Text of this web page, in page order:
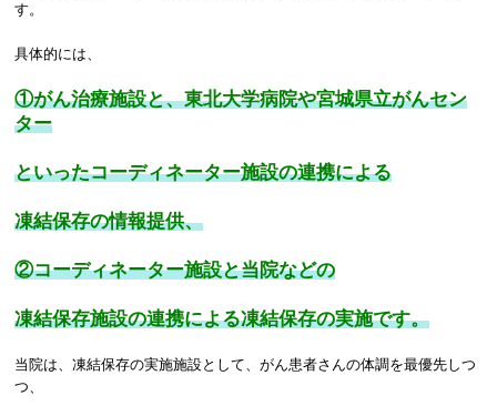
す。
具体的には、
①がん治療施設と、東北大学病院や宮城県立がんセン
ター
といったコーディネーター施設の連携による
凍結保存の情報提供、
②コーディネーター施設と当院などの
凍結保存施設の連携による凍結保存の実施です。
当院は、凍結保存の実施施設として、がん患者さんの体調を最優先しつ
つ、